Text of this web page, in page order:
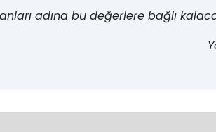
adına bu değerlere bağlı